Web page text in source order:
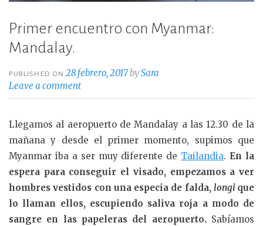
Primer encuentro con Myanmar:
Mandalay.
PUBLISHED ON28 febrero, 2017bySara
Leave a comment
Llegamos al aeropuerto de Mandalay a las 12.30 de la
mañana y desde el primer momento, supimos que
Myanmar iba a ser muy diferente de Tailandia. En la
espera para conseguir el visado, empezamos a ver
hombres vestidos con una especia de falda, longi que
lo llaman ellos, escupiendo saliva roja a modo de
sangre en las papeleras del aeropuerto.Sabíamos